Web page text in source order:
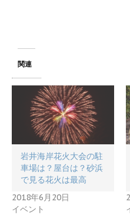
関連
岩井海岸花火大会の駐
車場は？屋台は？砂浜
で見る花火は最高
2018年6月20日
イベント